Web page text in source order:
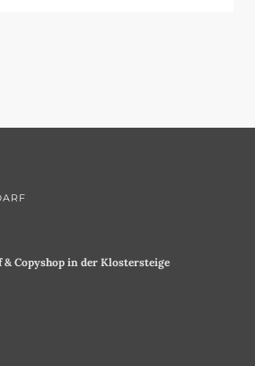
Copyshop in der Klostersteige